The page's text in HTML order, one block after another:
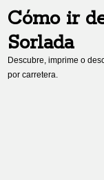
Cómo ir
Sorlada
Descubre, imprime o
por carretera.